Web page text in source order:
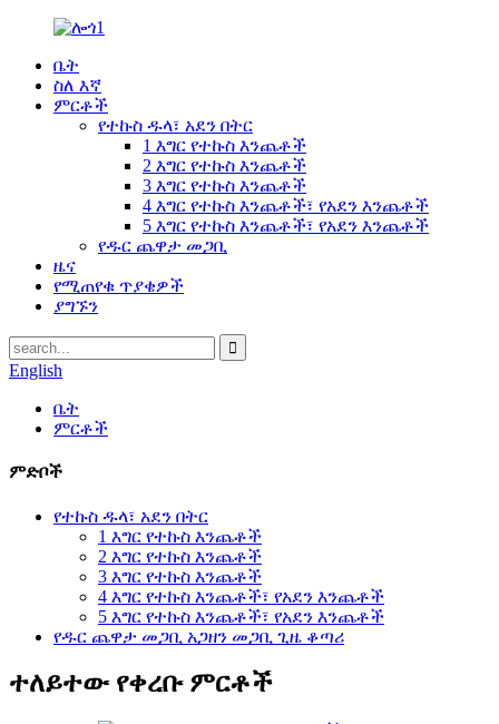
ቤት
ስለ እኛ
ምርቶች
የተኩስ ዱላ፣ አደን በትር
1 እግር የተኩስ እንጨቶች
2 እግር የተኩስ እንጨቶች
3 እግር የተኩስ እንጨቶች
4 እግር የተኩስ እንጨቶች፣ የአደን እንጨቶች
5 እግር የተኩስ እንጨቶች፣ የአደን እንጨቶች
የዱር ጨዋታ መጋቢ
ዜና
የሚጠየቁ ጥያቄዎች
ያግኙን
English
ቤት
ምርቶች
ምድቦች
የተኩስ ዱላ፣ አደን በትር
1 እግር የተኩስ እንጨቶች
2 እግር የተኩስ እንጨቶች
3 እግር የተኩስ እንጨቶች
4 እግር የተኩስ እንጨቶች፣ የአደን እንጨቶች
5 እግር የተኩስ እንጨቶች፣ የአደን እንጨቶች
የዱር ጨዋታ መጋቢ አጋዘን መጋቢ ጊዜ ቆጣሪ
ተለይተው የቀረቡ ምርቶች